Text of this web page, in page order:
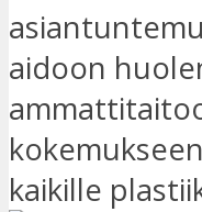
aidoon
kaikille